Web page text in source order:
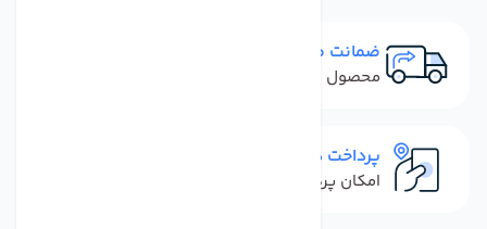
ضمانت مرجوعی
محصول نباید آسیب دیده باشد
پرداخت در محل
امکان پرداخت کل فاکتور در محل